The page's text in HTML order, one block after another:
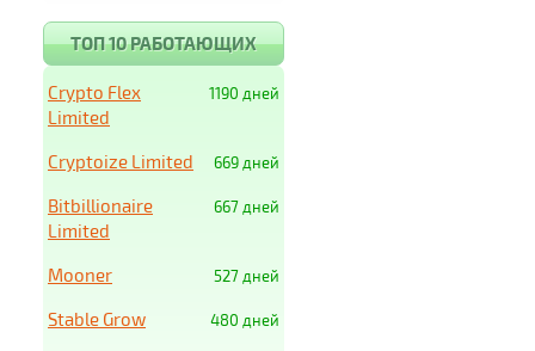
ТОП 10 РАБОТАЮЩИХ
1190 дней
Crypto Flex
Limited
669 дней
Cryptoize Limited
667 дней
Bitbillionaire
Limited
527 дней
Mooner
480 дней
Stable Grow